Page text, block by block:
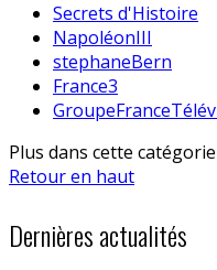
Secrets d'Histoire
NapoléonIII
stephaneBern
France3
Plus dans cette catégorie
Retour en haut
Dernières actualités